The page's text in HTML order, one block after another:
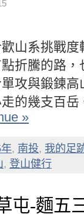
山系挑戰
折騰的路
攻與鍛鍊
的幾支百岳
»
, 南投, 我的足
, 登山健行
屯-麵五